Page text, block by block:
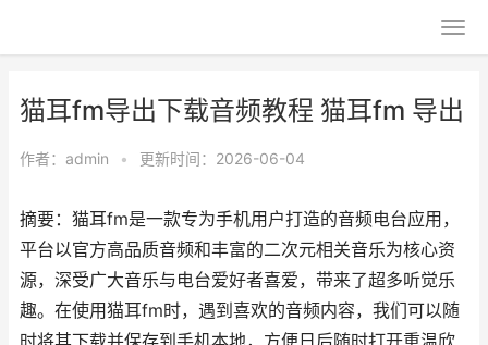
猫耳fm导出下载音频教程 猫耳fm 导出
作者： admin • 更新时间：2026-06-04
摘要：猫耳fm是一款专为手机用户打造的音频电台应用，
平台以官方高品质音频和丰富的二次元相关音乐为核心资
源，深受广大音乐与电台爱好者喜爱，带来了超多听觉乐
趣。在使用猫耳fm时，遇到喜欢的音频内容，我们可以随